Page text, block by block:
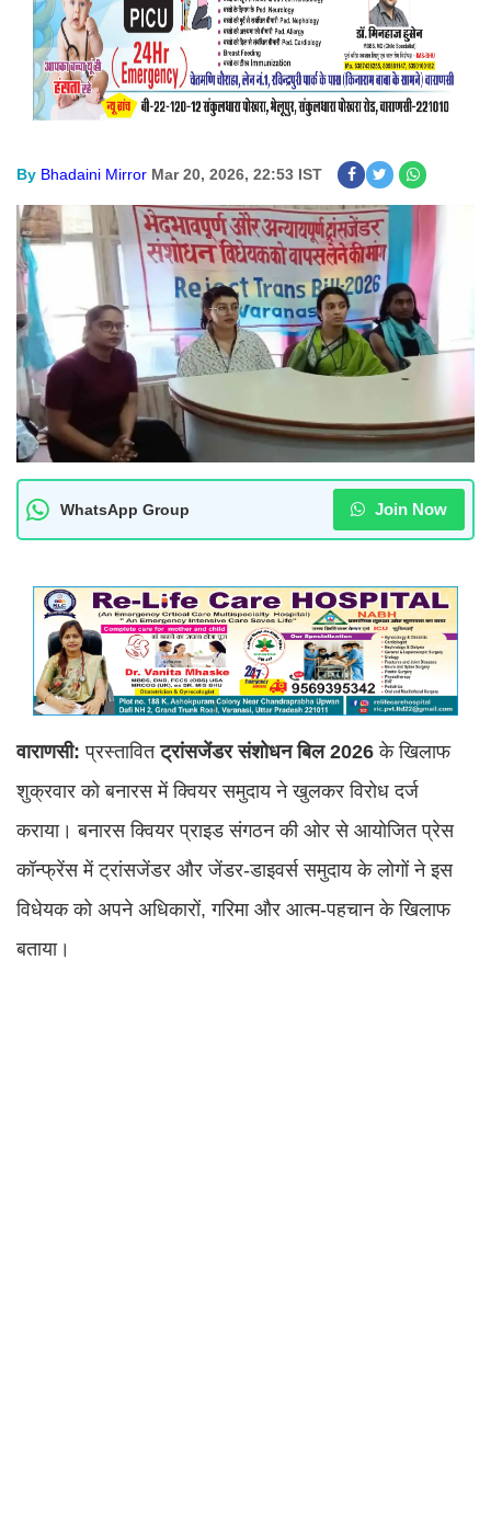
By Bhadaini Mirror Mar 20, 2026, 22:53 IST
WhatsApp Group Join Now
वाराणसी: प्रस्तावितट्रांसजेंडर संशोधन बिल 2026 के खिलाफ
शुक्रवार को बनारस में क्वियर समुदाय ने खुलकर विरोध दर्ज
कराया। बनारस क्वियर प्राइड संगठन की ओर से आयोजित प्रेस
कॉन्फ्रेंस में ट्रांसजेंडर और जेंडर-डाइवर्स समुदाय के लोगों ने इस
विधेयक को अपने अधिकारों, गरिमा और आत्म-पहचान के खिलाफ
बताया।